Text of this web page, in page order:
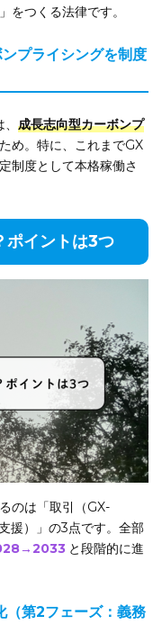
をつくる法律です。
プライシングを制度
成長志向型カーボンプ
ため。特に、これまでGX
制度として本格稼働さ
ポイントは3つ
のは「取引（GX-
援）」の3点です。全部
と段階的に進
第2フェーズ：義務